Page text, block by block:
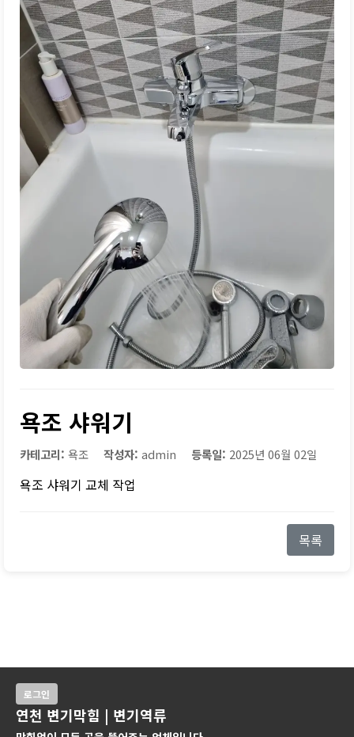
욕조 샤워기
카테고리: 욕조 작성자: admin 등록일: 2025년 06월 02일
욕조 샤워기 교체 작업
목록
로그인
연천 변기막힘 | 변기역류